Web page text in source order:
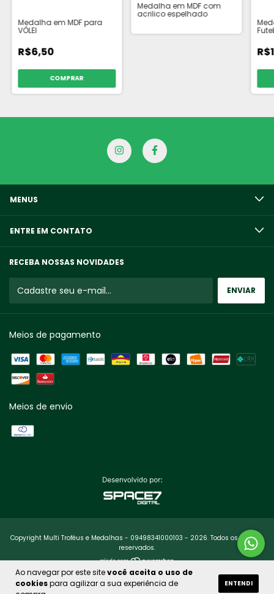
Ao navegar por este sitevocê aceita o uso de
cookiespara agilizar a sua experiência de
ENTENDI
Medalha em MDF para
VÔLEI
R$6,50
COMPRAR
Medalha em MDF com
acrilico espelhado
MENUS
ENTRE EM CONTATO
RECEBA NOSSAS NOVIDADES
Meios de pagamento
Meios de envio
Copyright Multi Troféus e Medalhas - 09498341000103 - 2026. Todos os direitos
reservados.